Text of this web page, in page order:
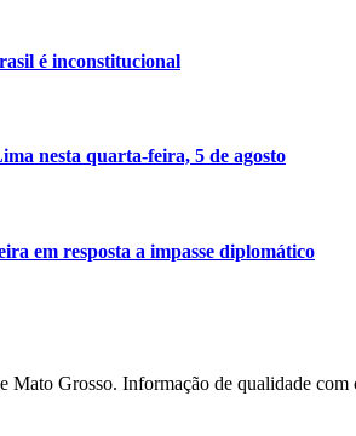
é inconstitucional
nesta quarta-feira, 5 de agosto
em resposta a impasse diplomático
Mato Grosso. Informação de qualidade